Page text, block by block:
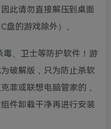
此请勿直接解压到桌面
盘的游戏除外）。
、卫士等防护软件！游
破解版，只为防止杀软
菲或联想电脑管家的，
件卸载干净再进行安装